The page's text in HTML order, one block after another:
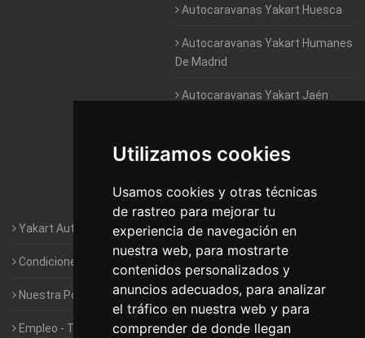
Utilizamos cookies
Usamos cookies y otras técnicas
de rastreo para mejorar tu
experiencia de navegación en
nuestra web, para mostrarte
contenidos personalizados y
anuncios adecuados, para analizar
el tráfico en nuestra web y para
comprender de donde llegan
Autocaravanas Yakart Huesca
Autocaravanas Yakart Humanes
De Madrid
Autocaravanas Yakart Jaén
Autocaravanas Yakart Valencia
Autocaravanas Yakart Vitoria
Yakart Autocaravanas · La empresa
Condiciones de Alquiler de Yakart
Nuestra Política de Privacidad
Empleo - Trabaja con nosotros